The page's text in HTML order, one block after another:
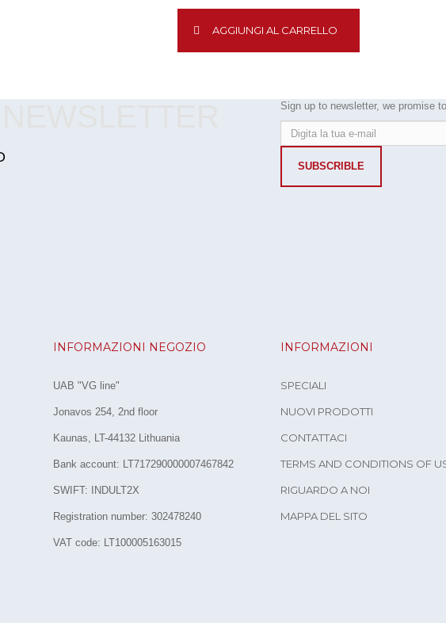
AGGIUNGI AL CARRELLO
Sign up to newsletter, we promise
SUBSCRIBLE
INFORMAZIONI NEGOZIO
UAB "VG line"
Jonavos 254, 2nd floor
Kaunas, LT-44132 Lithuania
Bank account: LT717290000007467842
SWIFT: INDULT2X
Registration number: 302478240
VAT code: LT100005163015
INFORMAZIONI
SPECIALI
NUOVI PRODOTTI
CONTATTACI
TERMS AND CONDITIONS OF
RIGUARDO A NOI
MAPPA DEL SITO